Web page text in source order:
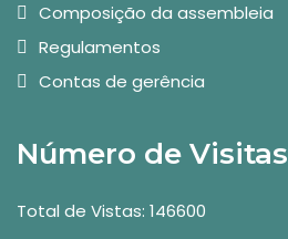
Composição da assembleia
Regulamentos
Contas de gerência
Número de Visitas
Total de Vistas: 146600